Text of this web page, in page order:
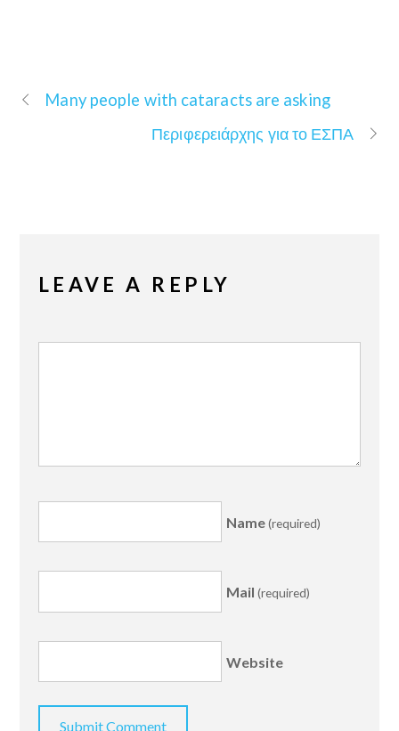
Many people with cataracts are asking
Περιφερειάρχης για το ΕΣΠΑ
LEAVE A REPLY
Name(required)
Mail (required)
Website